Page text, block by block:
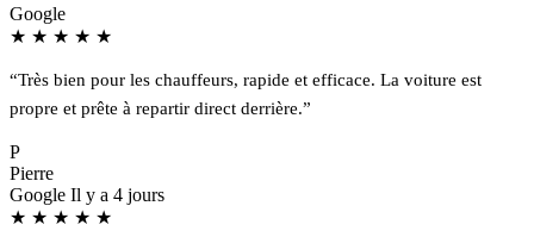
Google
★ ★ ★ ★ ★
“Très bien pour les chauffeurs, rapide et efficace. La voiture est
propre et prête à repartir direct derrière.”
P
Pierre
Google Il y a 4 jours
★ ★ ★ ★ ★